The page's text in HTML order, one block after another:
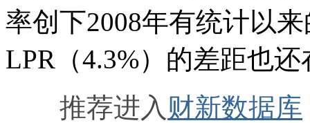
率创下2008年有统计以
LPR（4.3%）的差距也
推荐进入 财新数据库